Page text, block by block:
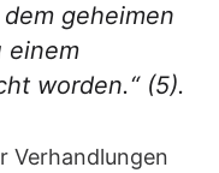
geheimen
einem
worden.“ (5).
Verhandlungen